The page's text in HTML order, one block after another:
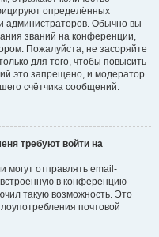
определённых
администраторов. Обычно вы
званий на конференции,
Пожалуйста, не засоряйте
для того, чтобы повысить
это запрещено, и модератор
счётчика сообщений.
требуют войти на
могут отправлять email-
в конференцию
такую возможность. Это
почтовой